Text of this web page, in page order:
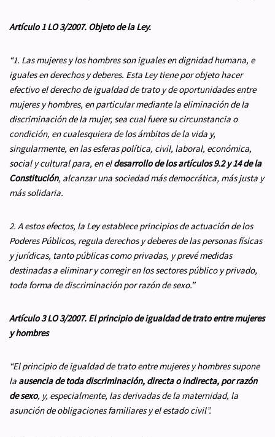
Artículo 1 LO 3/2007. Objeto de la Ley.
“1. Las mujeres y los hombres son iguales en dignidad humana, e
iguales en derechos y deberes. Esta Ley tiene por objeto hacer
efectivo el derecho de igualdad de trato y de oportunidades entre
mujeres y hombres, en particular mediante la eliminación de la
discriminación de la mujer, sea cual fuere su circunstancia o
condición, en cualesquiera de los ámbitos de la vida y,
singularmente, en las esferas política, civil, laboral, económica,
social y cultural para, en eldesarrollo de los artículos 9.2 y 14 de la
Constitución, alcanzar una sociedad más democrática, más justa y
más solidaria.
2. A estos efectos, la Ley establece principios de actuación de los
Poderes Públicos, regula derechos y deberes de las personas físicas
y jurídicas, tanto públicas como privadas, y prevé medidas
destinadas a eliminar y corregir en los sectores público y privado,
toda forma de discriminación por razón de sexo.”
Artículo 3 LO 3/2007. El principio de igualdad de trato entre mujeres
y hombres
“El principio de igualdad de trato entre mujeres y hombres supone
la ausencia de toda discriminación, directa o indirecta, por razón
de sexo, y, especialmente, las derivadas de la maternidad, la
asunción de obligaciones familiares y el estado civil”.